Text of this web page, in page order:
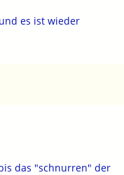
es ist wieder
das "schnurren" der